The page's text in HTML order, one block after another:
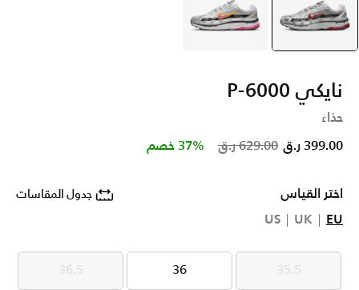
selected
رمادي رمادي
نايكي P-6000
حذاء
Price reduced from
629.00 ر.ق to 399.00 ر.ق 37% خصم
اختر القياس جدول المقاسات
EU
UK
US
35.5
35.5
36
36
36.5
36.5